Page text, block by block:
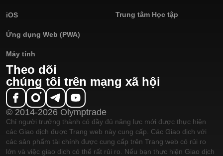
iOS
Ứng dụng Web (PWA)
Máy tính
Trung tâm Học tập
Theo dõi
chúng tôi trên mạng xã hội
© 2014-2026 Olymptrade
Chỉ người trưởng thành có đầy đủ năng lực mới được thực hiện
các Giao dịch được Trang web này cung cấp. Các Giao dịch với
các sản phẩm tài chính được cung cấp trên Trang web có rủi ro
lớn và việc giao dịch có thể rất rủi ro. Nếu bạn thực hiện Giao dịch